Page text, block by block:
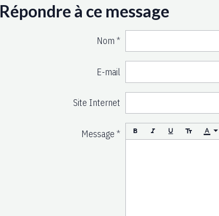
Répondre à ce message
Nom
E-mail
Site Internet
Message